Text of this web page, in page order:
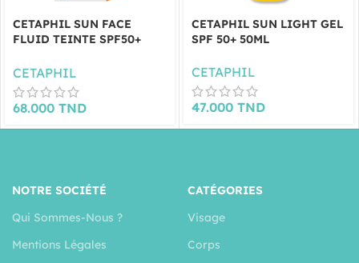
CETAPHIL SUN FACE
FLUID TEINTE SPF50+
CETAPHIL
68.000 TND
CETAPHIL SUN LIGHT GEL
SPF 50+ 50ML
CETAPHIL
47.000 TND
NOTRE SOCIÉTÉ
Qui Sommes-Nous ?
Mentions Légales
CATÉGORIES
Visage
Corps